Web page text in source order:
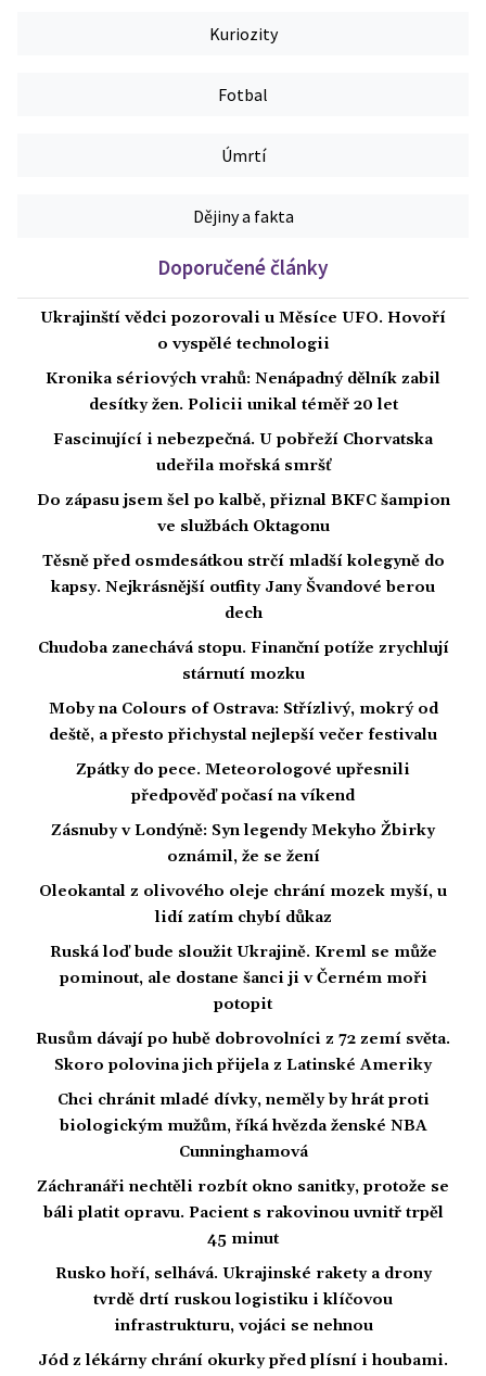
Kuriozity
Fotbal
Úmrtí
Dějiny a fakta
Doporučené články
Ukrajinští vědci pozorovali u Měsíce UFO. Hovoří
o vyspělé technologii
Kronika sériových vrahů: Nenápadný dělník zabil
desítky žen. Policii unikal téměř 20 let
Fascinující i nebezpečná. U pobřeží Chorvatska
udeřila mořská smršť
Do zápasu jsem šel po kalbě, přiznal BKFC šampion
ve službách Oktagonu
Těsně před osmdesátkou strčí mladší kolegyně do
kapsy. Nejkrásnější outfity Jany Švandové berou
dech
Chudoba zanechává stopu. Finanční potíže zrychlují
stárnutí mozku
Moby na Colours of Ostrava: Střízlivý, mokrý od
deště, a přesto přichystal nejlepší večer festivalu
Zpátky do pece. Meteorologové upřesnili
předpověď počasí na víkend
Zásnuby v Londýně: Syn legendy Mekyho Žbirky
oznámil, že se žení
Oleokantal z olivového oleje chrání mozek myší, u
lidí zatím chybí důkaz
Ruská loď bude sloužit Ukrajině. Kreml se může
pominout, ale dostane šanci ji v Černém moři
potopit
Rusům dávají po hubě dobrovolníci z 72 zemí světa.
Skoro polovina jich přijela z Latinské Ameriky
Chci chránit mladé dívky, neměly by hrát proti
biologickým mužům, říká hvězda ženské NBA
Cunninghamová
Záchranáři nechtěli rozbít okno sanitky, protože se
báli platit opravu. Pacient s rakovinou uvnitř trpěl
45 minut
Rusko hoří, selhává. Ukrajinské rakety a drony
tvrdě drtí ruskou logistiku i klíčovou
infrastrukturu, vojáci se nehnou
Jód z lékárny chrání okurky před plísní i houbami.